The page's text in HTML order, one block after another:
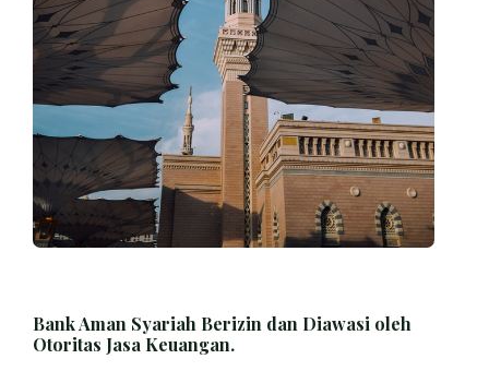
Bank Aman Syariah Berizin dan Diawasi oleh
Otoritas Jasa Keuangan.